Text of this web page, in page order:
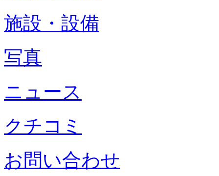
施設・設備
写真
ニュース
クチコミ
お問い合わせ